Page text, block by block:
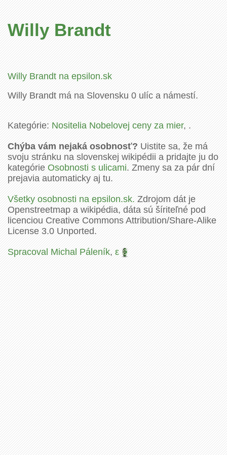
Willy Brandt
Willy Brandt na epsilon.sk
Willy Brandt má na Slovensku 0 ulíc a námestí.
Kategórie:Nositelia Nobelovej ceny za mier, .
Chýba vám nejaká osobnosť?Uistite sa, že má
svoju stránku na slovenskej wikipédii a pridajte ju do
kategórieOsobnosti s ulicami. Zmeny sa za pár dní
prejavia automaticky aj tu.
Všetky osobnosti na epsilon.sk.Zdrojom dát je
Openstreetmap a wikipédia, dáta sú šíriteľné pod
licenciou Creative Commons Attribution/Share-Alike
License 3.0 Unported.
Spracoval Michal Páleník,ε